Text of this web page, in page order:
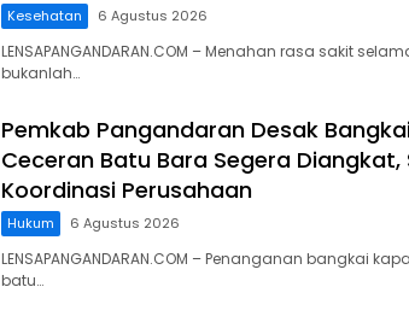
Kesehatan 6 Agustus 2026
LENSAPANGANDARAN.COM – Menahan rasa sakit
bukanlah…
Pemkab Pangandaran Desak
Ceceran Batu Bara Segera
Koordinasi Perusahaan
Hukum 6 Agustus 2026
LENSAPANGANDARAN.COM – Penanganan bangkai
batu…